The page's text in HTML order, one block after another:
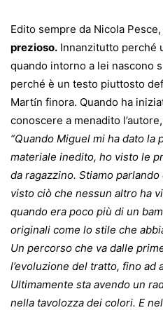
Edito sempre da Nicola Pesce,
prezioso. Innanzitutto perché
quando intorno a lei nascono
perché è un testo piuttosto
Martín finora. Quando ha
conoscere a menadito
“Quando Miguel mi ha dato la
materiale inedito, ho visto le
da ragazzino. Stiamo
visto ciò che nessun altro ha
quando era poco più di un
originali come lo stile che
Un percorso che va dalle
l’evoluzione del tratto, fino ad
Ultimamente sta avendo un
nella tavolozza dei colori. E